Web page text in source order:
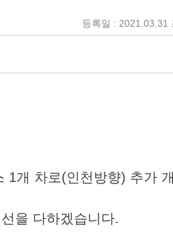
등록일 : 2021.03.31
1개 차로(인천방향) 추가
을 다하겠습니다.